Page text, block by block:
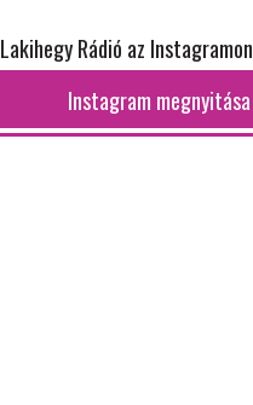
Lakihegy Rádió az Instagramon
Instagram megnyitása